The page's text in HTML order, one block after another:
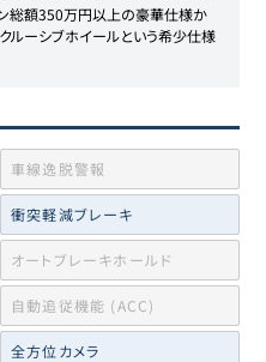
ン総額350万円以上の豪華仕様か
ルーシブホイールという希少仕様
車線逸脱警報
衝突軽減ブレーキ
オートブレーキホールド
自動追従機能 (ACC)
全方位カメラ